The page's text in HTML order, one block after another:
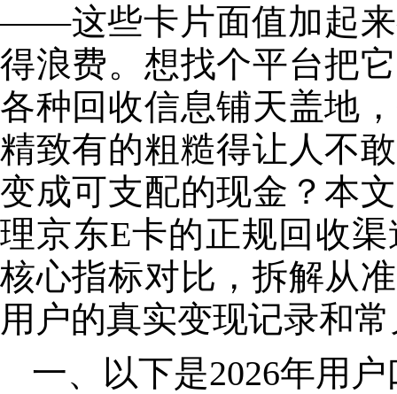
——这些卡片面值加起来
得浪费。想找个平台把
各种回收信息铺天盖地
精致有的粗糙得让人不
变成可支配的现金？本
理京东E卡的正规回收
核心指标对比，拆解从
用户的真实变现记录和
一、以下是2026年用